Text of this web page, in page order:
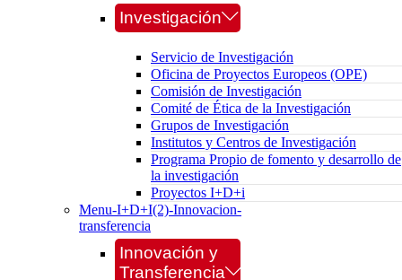
Investigación
Servicio de Investigación
Oficina de Proyectos Europeos (OPE)
Comisión de Investigación
Comité de Ética de la Investigación
Grupos de Investigación
Institutos y Centros de Investigación
Programa Propio de fomento y desarrollo de
la investigación
Proyectos I+D+i
Menu-I+D+I(2)-Innovacion-
transferencia
Innovación y
Transferencia